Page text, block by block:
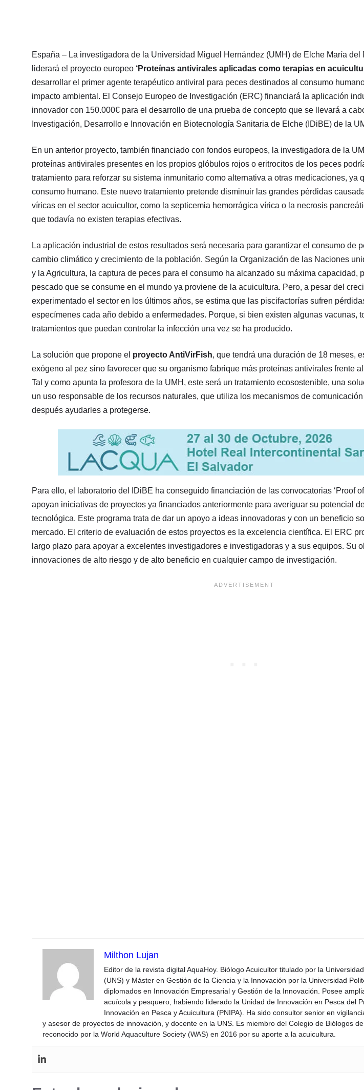
España – La investigadora de la Universidad Miguel Hernández (UMH) de Elche María del
liderará el proyecto europeo ‘Proteínas antivirales aplicadas como terapias en
desarrollar el primer agente terapéutico antiviral para peces destinados al consumo
impacto ambiental. El Consejo Europeo de Investigación (ERC) financiará la aplicación
innovador con 150.000€ para el desarrollo de una prueba de concepto que se llevará a
Investigación, Desarrollo e Innovación en Biotecnología Sanitaria de Elche (IDiBE) de la
En un anterior proyecto, también financiado con fondos europeos, la investigadora de la
proteínas antivirales presentes en los propios glóbulos rojos o eritrocitos de los peces
tratamiento para reforzar su sistema inmunitario como alternativa a otras medicaciones, ya
consumo humano. Este nuevo tratamiento pretende disminuir las grandes pérdidas
víricas en el sector acuicultor, como la septicemia hemorrágica vírica o la necrosis
que todavía no existen terapias efectivas.
La aplicación industrial de estos resultados será necesaria para garantizar el consumo de
cambio climático y crecimiento de la población. Según la Organización de las Naciones
y la Agricultura, la captura de peces para el consumo ha alcanzado su máxima capacidad,
pescado que se consume en el mundo ya proviene de la acuicultura. Pero, a pesar del
experimentado el sector en los últimos años, se estima que las piscifactorías sufren
especímenes cada año debido a enfermedades. Porque, si bien existen algunas vacunas,
tratamientos que puedan controlar la infección una vez se ha producido.
La solución que propone el proyecto AntiVirFish, que tendrá una duración de 18 meses,
exógeno al pez sino favorecer que su organismo fabrique más proteínas antivirales frente
Tal y como apunta la profesora de la UMH, este será un tratamiento ecosostenible, una
un uso responsable de los recursos naturales, que utiliza los mecanismos de
después ayudarles a protegerse.
Para ello, el laboratorio del IDiBE ha conseguido financiación de las convocatorias ‘Proof
apoyan iniciativas de proyectos ya financiados anteriormente para averiguar su potencial
tecnológica. Este programa trata de dar un apoyo a ideas innovadoras y con un beneficio
mercado. El criterio de evaluación de estos proyectos es la excelencia científica. El ERC
largo plazo para apoyar a excelentes investigadores e investigadoras y a sus equipos. Su
innovaciones de alto riesgo y de alto beneficio en cualquier campo de investigación.
Milthon Lujan
Editor de la revista digital AquaHoy. Biólogo Acuicultor titulado por la
(UNS) y Máster en Gestión de la Ciencia y la Innovación por la Universidad
diplomados en Innovación Empresarial y Gestión de la Innovación. Posee
acuícola y pesquero, habiendo liderado la Unidad de Innovación en Pesca del
Innovación en Pesca y Acuicultura (PNIPA). Ha sido consultor senior en
y asesor de proyectos de innovación, y docente en la UNS. Es miembro del Colegio de Biólogos
reconocido por la World Aquaculture Society (WAS) en 2016 por su aporte a la acuicultura.